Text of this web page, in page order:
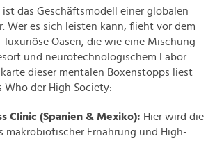
ist das Geschäftsmodell einer globalen
Wer es sich leisten kann, flieht vor dem
Oasen, die wie eine Mischung
und neurotechnologischem Labor
dieser mentalen Boxenstopps liest
Who der High Society:
Clinic (Spanien & Mexiko): Hier wird die
makrobiotischer Ernährung und High-